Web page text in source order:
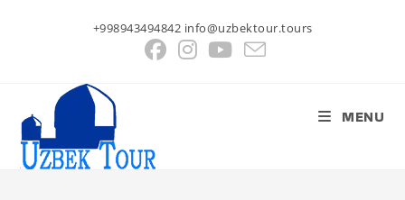
+998943494842 info@uzbektour.tours
MENU